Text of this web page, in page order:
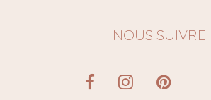
NOUS SUIVRE